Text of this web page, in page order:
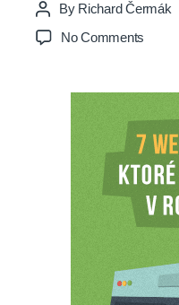
Post
author
By Richard Čermák
No Comments
ktoré
zaujali
roku
2015